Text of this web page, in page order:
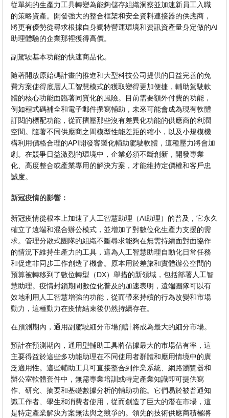
從單純的生產力工具轉變為能夠儲存組織洞察並加速新員工入職
的策略資產。開發強大的整合框架和安全資料連接器的供應商，
將更有優勢從尋求根據自身獨特營運環境和資訊資產量身定做的AI
助理體驗的企業那裡獲得高價。
副駕駛基本功能的快速商品化。
隨著開放原始碼計畫的推進和大型科技公司提供的日益完善的免
費方案使得底層人工智慧模式的獲取變得更加便捷，輔助駕駛軟
體的核心功能面臨著同質化的風險。目前需要額外付費的功能，
例如程式碼補全和電子郵件撰寫輔助，未來可能會成為現有軟體
訂閱的標配功能，從而擠壓那些沒有差異化功能的供應商的利潤
空間。隨著不同供應商之間模型性能差距的縮小，以及小規模機
構利用價格合理的API開發客製化輔助駕駛軟體，這種壓力將會加
劇。在競爭日益激烈的環境中，企業必須不斷創新，開發專業
化、高度整合或產業專用的解決方案，才能維持定價權和客戶忠
誠度。
新冠疫情的影響：
新冠疫情從根本上加速了人工智慧助理（AI助理）的普及，它永久
確立了遠端和混合辦公模式，並增加了對數位化生產力支援的需
求。管理分散式團隊的組織不斷尋求能夠在無需持續面對面協作
的情況下維持生產力的工具，這為人工智慧助理自動化日常任務
和促進非同步工作創造了機會。原本用於差旅和實體辦公空間的
預算被轉移到了數位轉型（DX）舉措的新領域，包括部署人工智
慧助理。疫情封鎖期間數位化普及的加速表明，遠端團隊可以有
效地利用人工智慧增強的功能，從而帶來持續的行為改變和市場
動力，這種動力在疫情結束後仍然持續存在。
在預測期內，通用副駕駛細分市場預計將成為最大的細分市場。
預計在預測期內，通用型輔助工具將佔據最大的市場佔有率，這
主要得益於這些多功能助理在不同使用者群體和應用情境中的廣
泛適用性。這些輔助工具可直接整合到作業系統、網路瀏覽器和
辦公室軟體套件中，無需專業培訓或特定產業知識即可提供寫
作、研究、摘要和基礎數據分析的輔助功能。它們易於被普通知
識工作者、學生和消費者使用，從而創造了巨大的潛在市場，這
是特定產業解決方案無法與之競爭的。領先的技術供應商積極將